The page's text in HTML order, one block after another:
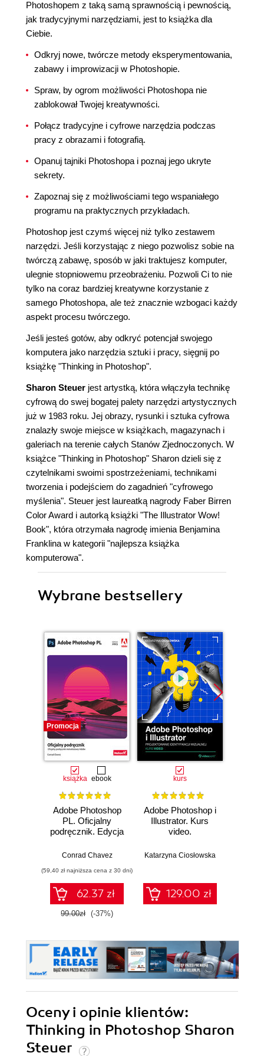
Photoshopem z taką samą sprawnością i pewnością,
jak tradycyjnymi narzędziami, jest to książka dla
Ciebie.
Odkryj nowe, twórcze metody eksperymentowania,
zabawy i improwizacji w Photoshopie.
Spraw, by ogrom możliwości Photoshopa nie
zablokował Twojej kreatywności.
Połącz tradycyjne i cyfrowe narzędzia podczas
pracy z obrazami i fotografią.
Opanuj tajniki Photoshopa i poznaj jego ukryte
sekrety.
Zapoznaj się z możliwościami tego wspaniałego
programu na praktycznych przykładach.
Photoshop jest czymś więcej niż tylko zestawem
narzędzi. Jeśli korzystając z niego pozwolisz sobie na
twórczą zabawę, sposób w jaki traktujesz komputer,
ulegnie stopniowemu przeobrażeniu. Pozwoli Ci to nie
tylko na coraz bardziej kreatywne korzystanie z
samego Photoshopa, ale też znacznie wzbogaci każdy
aspekt procesu twórczego.
Jeśli jesteś gotów, aby odkryć potencjał swojego
komputera jako narzędzia sztuki i pracy, sięgnij po
książkę "Thinking in Photoshop".
Sharon Steuer jest artystką, która włączyła technikę
cyfrową do swej bogatej palety narzędzi artystycznych
już w 1983 roku. Jej obrazy, rysunki i sztuka cyfrowa
znalazły swoje miejsce w książkach, magazynach i
galeriach na terenie całych Stanów Zjednoczonych. W
książce "Thinking in Photoshop" Sharon dzieli się z
czytelnikami swoimi spostrzeżeniami, technikami
tworzenia i podejściem do zagadnień "cyfrowego
myślenia". Steuer jest laureatką nagrody Faber Birren
Color Award i autorką książki "The Illustrator Wow!
Book", która otrzymała nagrodę imienia Benjamina
Franklina w kategorii "najlepsza książka
komputerowa".
Wybrane bestsellery
Promocja
książka ebook
Adobe Photoshop
PL. Oficjalny
podręcznik. Edycja
Conrad Chavez
(59,40 zł najniższa cena z 30 dni)
62.37 zł
99.00zł (-37%)
kurs
Adobe Photoshop i
Illustrator. Kurs
video.
identyfikacji
Katarzyna Ciosłowska
129.00 zł
Oceny i opinie klientów:
Thinking in Photoshop Sharon
Steuer